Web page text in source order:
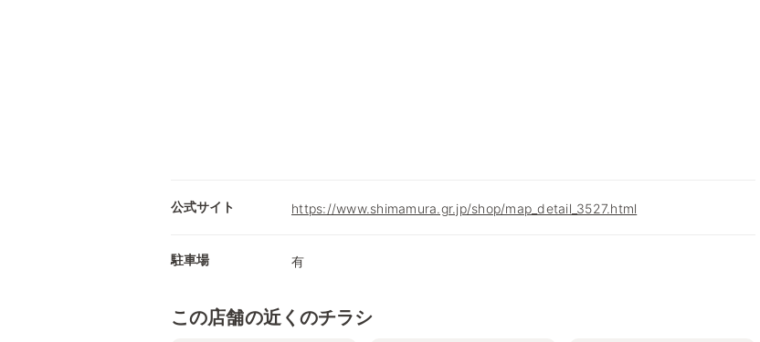
公式サイト https://www.shimamura.gr.jp/shop/map_detail_3527.html
駐車場 有
この店舗の近くのチラシ